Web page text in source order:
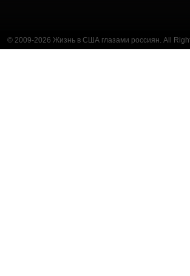
© 2009-2026 Жизнь в США глазами россиян. All